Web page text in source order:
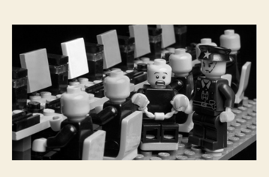
les
conflits
:
qui,
où,
comment…